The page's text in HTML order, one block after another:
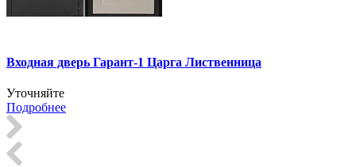
Входная дверь Гарант-1 Царга Лиственница
Уточняйте
Подробнее